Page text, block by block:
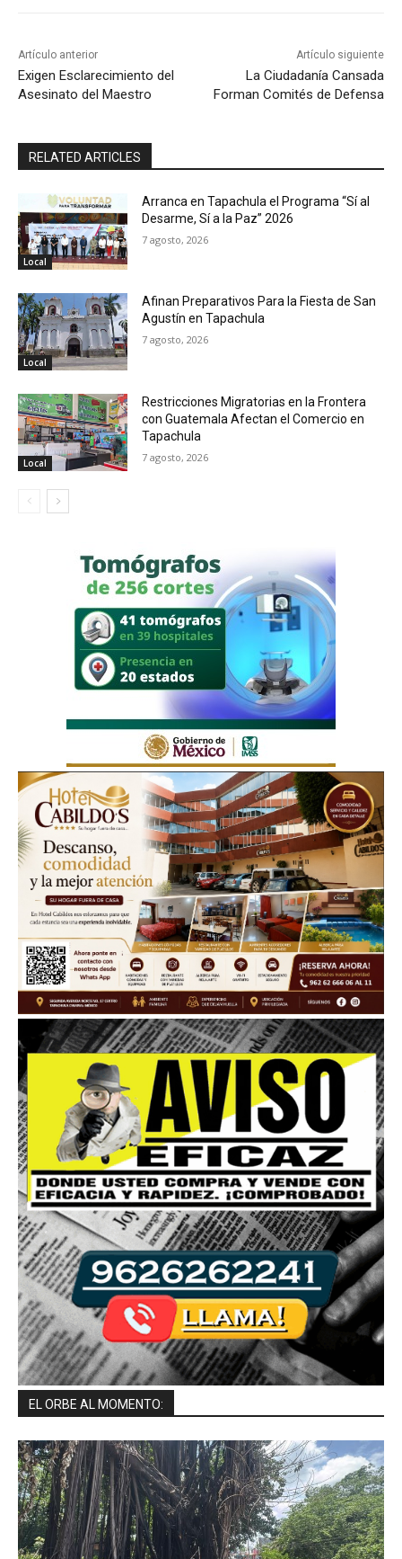
Artículo anterior
Exigen Esclarecimiento del
Asesinato del Maestro
Artículo siguiente
La Ciudadanía Cansada
Forman Comités de Defensa
RELATED ARTICLES
Local
Arranca en Tapachula el Programa “Sí al
Desarme, Sí a la Paz” 2026
7 agosto, 2026
Local
Afinan Preparativos Para la Fiesta de San
Agustín en Tapachula
7 agosto, 2026
Local
Restricciones Migratorias en la Frontera
con Guatemala Afectan el Comercio en
Tapachula
7 agosto, 2026
EL ORBE AL MOMENTO: